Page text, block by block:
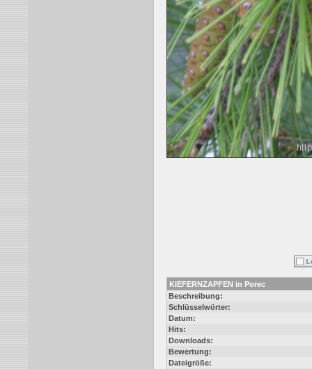
KIEFERNZAPFEN in Porec
Beschreibung:
Schlüsselwörter:
Datum:
Hits:
Downloads:
Bewertung:
Dateigröße: